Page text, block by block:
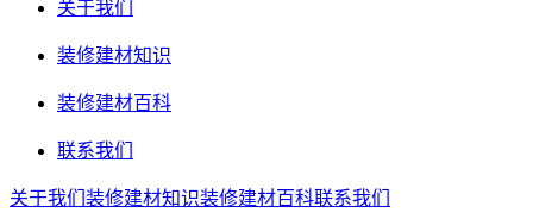
关于我们
装修建材知识
装修建材百科
联系我们
关于我们 装修建材知识装修建材百科联系我们